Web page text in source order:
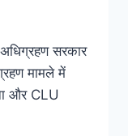
सरकार
मामले में
और CLU